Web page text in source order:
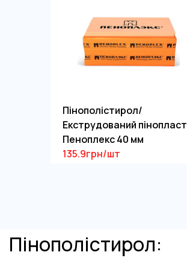
Пінополістирол/
Екструдований пінопласт
Пеноплекс 40 мм
135.9грн/шт
Пінополістирол: